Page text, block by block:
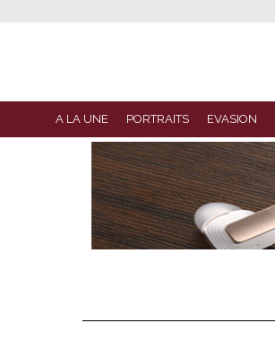
A LA UNE PORTRAITS EVASION